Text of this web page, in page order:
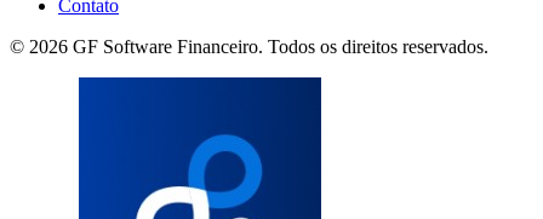
Contato
© 2026 GF Software Financeiro. Todos os direitos reservados.